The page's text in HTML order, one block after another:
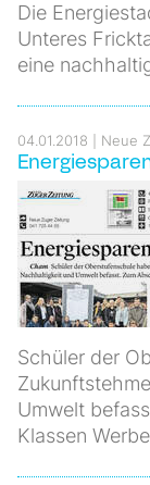
Die
Unteres
eine
04.01.2018 Neue
Schüler der
Umwelt
Klassen